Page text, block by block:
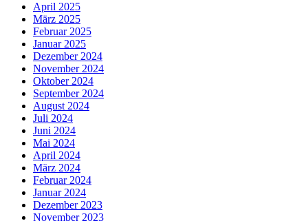
April 2025
März 2025
Februar 2025
Januar 2025
Dezember 2024
November 2024
Oktober 2024
September 2024
August 2024
Juli 2024
Juni 2024
Mai 2024
April 2024
März 2024
Februar 2024
Januar 2024
Dezember 2023
November 2023